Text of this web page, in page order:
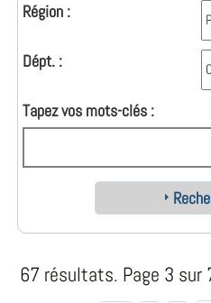
Région :
Dépt. :
Tapez vos mots-clés :
67 résultats. Page 3 sur